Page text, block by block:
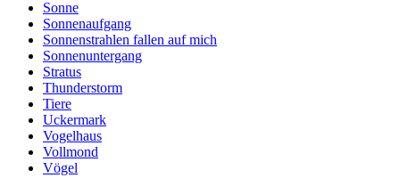
Sonne
Sonnenaufgang
Sonnenstrahlen fallen auf mich
Sonnenuntergang
Stratus
Thunderstorm
Tiere
Uckermark
Vogelhaus
Vollmond
Vögel